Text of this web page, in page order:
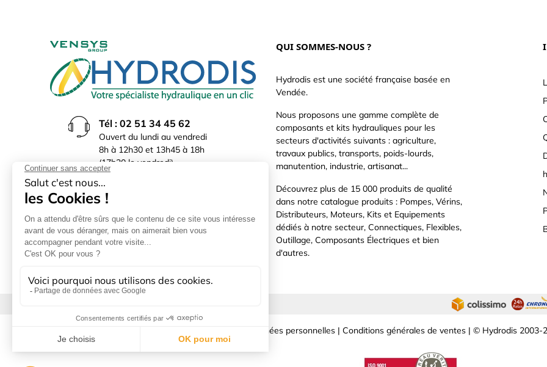
Tél : 02 51 34 45 62
Ouvert du lundi au vendredi
8h à 12h30 et 13h45 à 18h
(17h30 le vendredi)
Rue du Bocage La Ribotière
85170 Le Poiré sur Vie
QUI SOMMES-NOUS ?
Hydrodis est une société française basée en
Vendée.
Nous proposons une gamme complète de
composants et kits hydrauliques pour les
secteurs d'activités suivants : agriculture,
travaux publics, transports, poids-lourds,
manutention, industrie, artisanat...
Découvrez plus de 15 000 produits de qualité
dans notre catalogue produits : Pompes, Vérins,
Distributeurs, Moteurs, Kits et Equipements
dédiés à notre secteur, Connectiques, Flexibles,
Outillage, Composants Électriques et bien
d'autres.
Données personnelles | Conditions générales de ventes | © Hydrodis 2003-